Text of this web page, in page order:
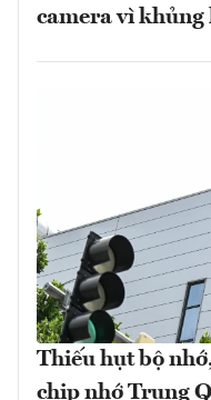
camera vì khủng
Thiếu hụt bộ
chip nhớ Trung